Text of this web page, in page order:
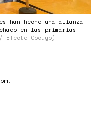
han hecho una alianza
en las primarias
Efecto Cocuyo)
.